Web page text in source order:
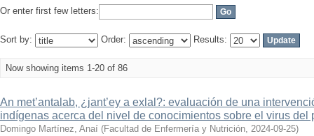
Or enter first few letters:
Sort by: Order: Results:
Now showing items 1-20 of 86
An met’antalab, ¿jant’ey a exlal?: evaluación de una
indígenas acerca del nivel de conocimientos sobre el virus del
Domingo Martínez, Anaí (Facultad de Enfermería y Nutrición, 2024-09-25)